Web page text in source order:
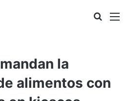
Buscar
la
alimentos con